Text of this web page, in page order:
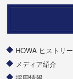
HOWA ヒストリー
メディア紹介